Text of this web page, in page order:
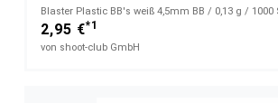
Blaster Plastic BB's weiß 4,5mm BB / 0,13 g / 1000
2,95 €*1
von shoot-club GmbH